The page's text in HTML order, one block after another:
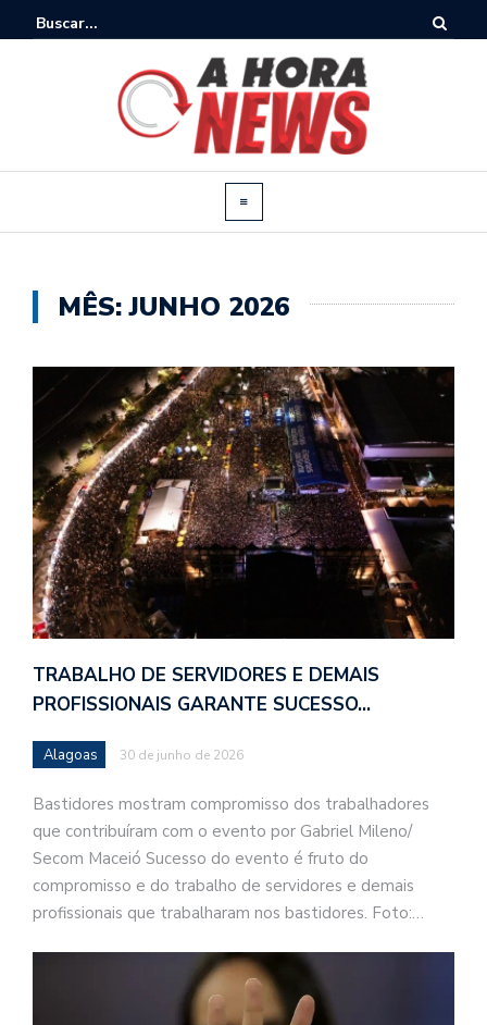
MÊS:JUNHO 2026
TRABALHO DE SERVIDORES E DEMAIS
PROFISSIONAIS GARANTE SUCESSO…
Alagoas 30 de junho de 2026
Bastidores mostram compromisso dos trabalhadores
que contribuíram com o evento por Gabriel Mileno/
Secom Maceió Sucesso do evento é fruto do
compromisso e do trabalho de servidores e demais
profissionais que trabalharam nos bastidores. Foto:…